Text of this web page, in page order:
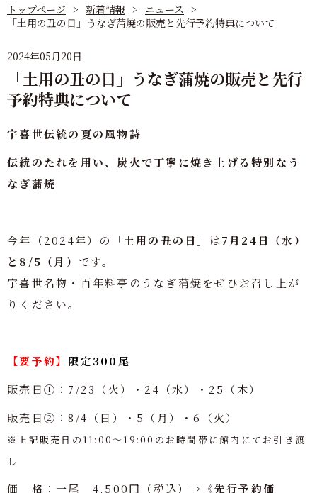
トップページ 新着情報
ニュース
「土用の丑の日」うなぎ蒲焼の販売と先行予約特典について
2024年05月20日
「土用の丑の日」うなぎ蒲焼の販売と先行
予約特典について
宇喜世伝統の夏の風物詩
伝統のたれを用い、炭火で丁寧に焼き上げる特別なう
なぎ蒲焼
今年（2024年）の 「土用の丑の日」 は7月24 日（水）
と8/5（月） です。
宇喜世名物・百年料亭のうなぎ蒲焼をぜひお召し上が
りください。
【要予約】 限定300尾
販売日①：7/23（火）・24（水）・25（木）
販売日②：8/4（日）・5（月）・6（火）
※上記販売日の11:00～19:00のお時間帯に館内にてお引き渡
し
価 格：一尾 4,500円（税込）→ 《先行予約価